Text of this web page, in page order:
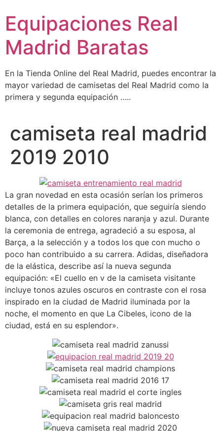
contenido
Equipaciones Real
Madrid Baratas
En la Tienda Online del Real Madrid, puedes encontrar la
mayor variedad de camisetas del Real Madrid como la
primera y segunda equipación …..
camiseta real madrid
2019 2010
La gran novedad en esta ocasión serían los primeros
detalles de la primera equipación, que seguiría siendo
blanca, con detalles en colores naranja y azul. Durante
la ceremonia de entrega, agradeció a su esposa, al
Barça, a la selección y a todos los que con mucho o
poco han contribuido a su carrera. Adidas, diseñadora
de la elástica, describe así la nueva segunda
equipación: «El cuello en v de la camiseta visitante
incluye tonos azules oscuros en contraste con el rosa
inspirado en la ciudad de Madrid iluminada por la
noche, el momento en que La Cibeles, icono de la
ciudad, está en su esplendor».